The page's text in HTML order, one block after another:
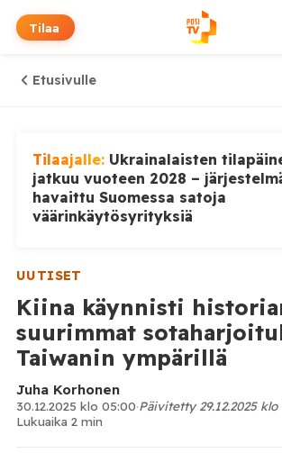
Tilaa
Etusivulle
Tilaajalle: Ukrainalaisten
jatkuu vuoteen 2028 –
havaittu Suomessa satoja
väärinkäytösyrityksiä
UUTISET
Kiina käynnisti
suurimmat
Taiwanin ympärillä
Juha Korhonen
30.12.2025 klo 05:00·Päivitetty 29.12.2025 klo
Lukuaika 2 min